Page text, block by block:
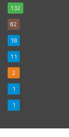
132
82
18
11
2
1
1